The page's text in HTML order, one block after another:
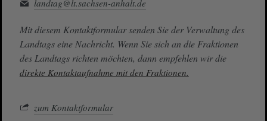
landtag@lt.sachsen-anhalt.de
Mit diesem Kontaktformular senden Sie der Verwaltung des
Landtags eine Nachricht. Wenn Sie sich an die Fraktionen
des Landtags richten möchten, dann empfehlen wir die
direkte Kontaktaufnahme mit den Fraktionen.
zum Kontaktformular